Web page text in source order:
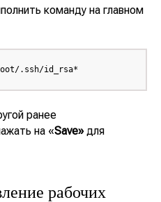
команду на главном
.ssh/id_rsa*
ранее
на «Save»для
рабочих